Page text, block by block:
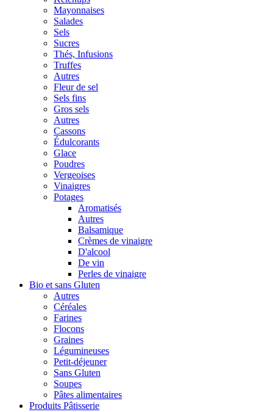
Mayonnaises
Salades
Sels
Sucres
Thés, Infusions
Truffes
Autres
Fleur de sel
Sels fins
Gros sels
Autres
Cassons
Édulcorants
Glace
Poudres
Vergeoises
Vinaigres
Potages
Aromatisés
Autres
Balsamique
Crèmes de vinaigre
D'alcool
De vin
Perles de vinaigre
Bio et sans Gluten
Autres
Céréales
Farines
Flocons
Graines
Légumineuses
Petit-déjeuner
Sans Gluten
Soupes
Pâtes alimentaires
Produits Pâtisserie